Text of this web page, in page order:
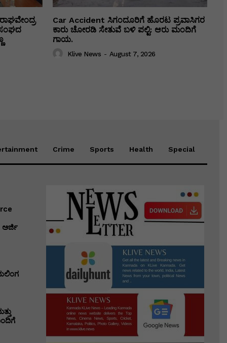
ಸಂಘದ
Car Accident ಸಿಗಂದೂರಿಗೆ ಹೊರಟ ಪ್ರವಾಸಿಗರ
ಕಾರು ಚೋರಡಿ ಸೇತುವೆ ಬಳಿ ಪಲ್ಟಿ: ಆರು ಮಂದಿಗೆ
ಗಾಯ.
Klive News - August 7, 2026
Crime Sports Health Special
ಅರ್ಜಿ